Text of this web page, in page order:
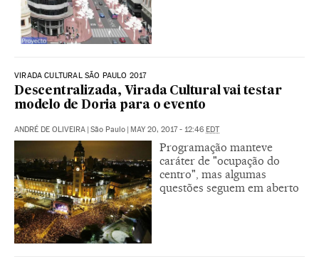
VIRADA CULTURAL SÃO PAULO 2017
Descentralizada, Virada Cultural vai testar
modelo de Doria para o evento
ANDRÉ DE OLIVEIRA | São Paulo | MAY 20, 2017 - 12:46 EDT
Programação manteve
caráter de "ocupação do
centro", mas algumas
questões seguem em aberto